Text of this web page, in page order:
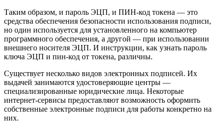
Таким образом, и пароль ЭЦП, и ПИН-код токена — это
средства обеспечения безопасности использования подписи,
но один используется для установленного на компьютер
программного обеспечения, а другой — при использовании
внешнего носителя ЭЦП. И инструкции, как узнать пароль
ключа ЭЦП и пин-код от токена, различны.
Существует несколько видов электронных подписей. Их
выдачей занимаются удостоверяющие центры —
специализированные юридические лица. Некоторые
интернет-сервисы предоставляют возможность оформить
собственные электронные подписи для работы конкретно на
них.